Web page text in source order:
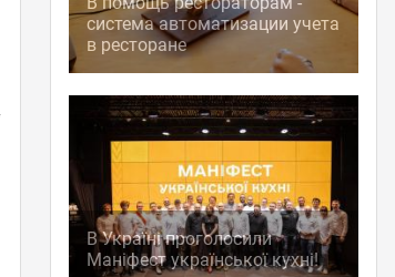
система автоматизации учета
в ресторане
В Україні проголосили
Маніфест української кухні!